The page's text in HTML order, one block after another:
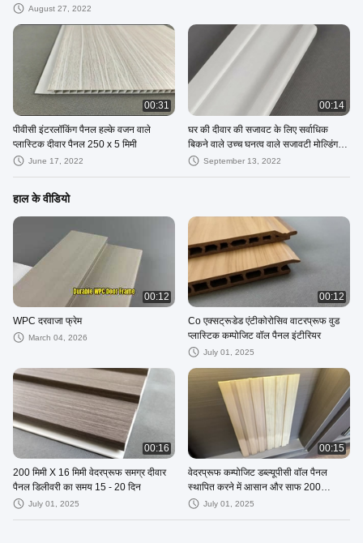
साइडिंगAugust 27, 2022
00:31
पीवीसी इंटरलॉकिंग पैनल हल्के वजन वाले
प्लास्टिक दीवार पैनल 250 x 5 मिमी
June 17, 2022
00:14
घर की दीवार की सजावट के लिए सर्वाधिक
बिकने वाले उच्च घनत्व वाले सजावटी मोल्डिंग
इंटीरियरSeptember 13, 2022
हाल के वीडियो
00:12
WPC दरवाजा फ्रेम
March 04, 2026
00:12
Co एक्सट्रूडेड एंटीकोरोसिव वाटरप्रूफ वुड
प्लास्टिक कम्पोजिट वॉल पैनल इंटीरियर
July 01, 2025
00:16
200 मिमी X 16 मिमी वेदरप्रूफ समग्र दीवार
पैनल डिलीवरी का समय 15 - 20 दिन
July 01, 2025
00:15
वेदरप्रूफ कम्पोजिट डब्ल्यूपीसी वॉल पैनल
स्थापित करने में आसान और साफ 200
वर्गमीटर MOQ
July 01, 2025